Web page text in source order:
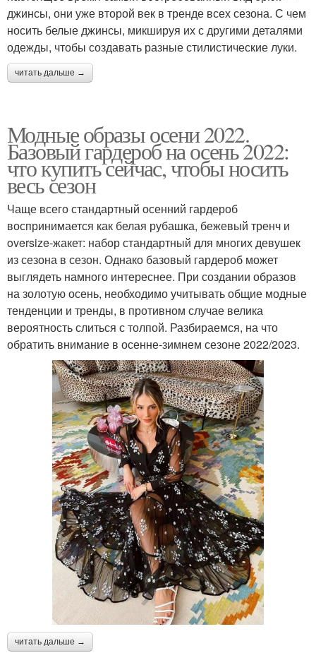
джинсы, они уже второй век в тренде всех сезона. С чем
носить белые джинсы, микшируя их с другими деталями
одежды, чтобы создавать разные стилистические луки.
читать дальше →
Модные образы осени 2022.
Базовый гардероб на осень 2022:
что купить сейчас, чтобы носить
весь сезон
Чаще всего стандартный осенний гардероб
воспринимается как белая рубашка, бежевый тренч и
oversize-жакет: набор стандартный для многих девушек
из сезона в сезон. Однако базовый гардероб может
выглядеть намного интереснее. При создании образов
на золотую осень, необходимо учитывать общие модные
тенденции и тренды, в противном случае велика
вероятность слиться с толпой. Разбираемся, на что
обратить внимание в осенне-зимнем сезоне 2022/2023.
читать дальше →